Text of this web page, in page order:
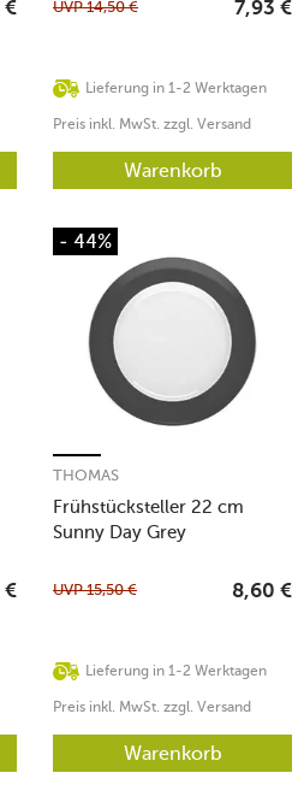
€
Lieferung in 1-2 Werktagen
UVP14,50 € 7,93 €
Preis inkl. MwSt. zzgl. Versand
Warenkorb
€
- 44%
Frühstücksteller 22 cm
Sunny Day Grey
THOMAS
Lieferung in 1-2 Werktagen
UVP15,50 € 8,60 €
Preis inkl. MwSt. zzgl. Versand
Warenkorb